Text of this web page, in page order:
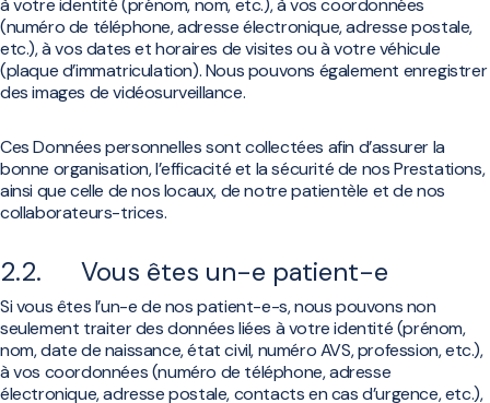
à votre identité (prénom, nom, etc.), à vos coordonnées
(numéro de téléphone, adresse électronique, adresse postale,
etc.), à vos dates et horaires de visites ou à votre véhicule
(plaque d’immatriculation). Nous pouvons également enregistrer
des images de vidéosurveillance.
Ces Données personnelles sont collectées afin d’assurer la
bonne organisation, l’efficacité et la sécurité de nos Prestations,
ainsi que celle de nos locaux, de notre patientèle et de nos
collaborateurs-trices.
2.2. Vous êtes un-e patient-e
Si vous êtes l’un-e de nos patient-e-s, nous pouvons non
seulement traiter des données liées à votre identité (prénom,
nom, date de naissance, état civil, numéro AVS, profession, etc.),
à vos coordonnées (numéro de téléphone, adresse
électronique, adresse postale, contacts en cas d’urgence, etc.),